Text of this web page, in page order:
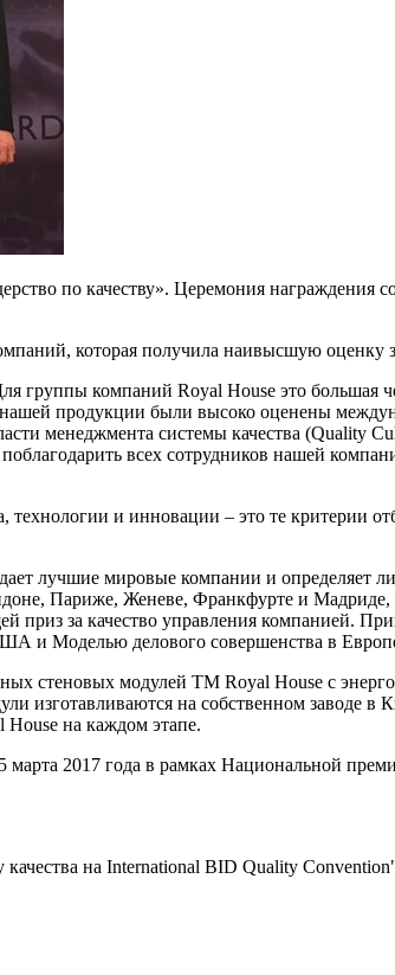
по качеству». Церемония награждения
которая получила наивысшую оценку
компаний Royal House это большая
продукции были высоко оценены
менеджмента системы качества (Quality
всех сотрудников нашей
технологии и инновации – это те критерии
лучшие мировые компании и определяет
Париже, Женеве, Франкфурте и
приз за качество управления компанией.
и Моделью делового совершенства в
стеновых модулей ТМ Royal House с
изготавливаются на собственном заводе в
House на каждом этапе.
2017 года в рамках Национальной
на International BID Quality